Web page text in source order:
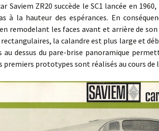
ZR20 succède le SC1 lancée en 1960,
à la hauteur des espérances. En
remodelant les faces avant et arrière de son
la calandre est plus large et
au dessus du pare-brise panoramique
premiers prototypes sont réalisés au cours de